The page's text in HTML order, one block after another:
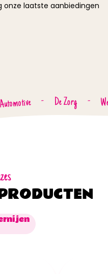
onze laatste aanbiedingen
Automotive - De Zorg -